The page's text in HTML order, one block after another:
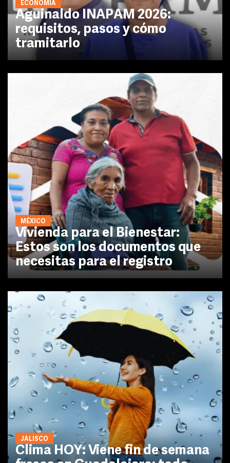
ECONOMÍA
Aguinaldo INAPAM 2026:
requisitos, pasos y cómo
tramitarlo
MÉXICO
Vivienda para el Bienestar:
Estos son los documentos que
necesitas para el registro
JALISCO
Clima HOY: Viene fin de semana